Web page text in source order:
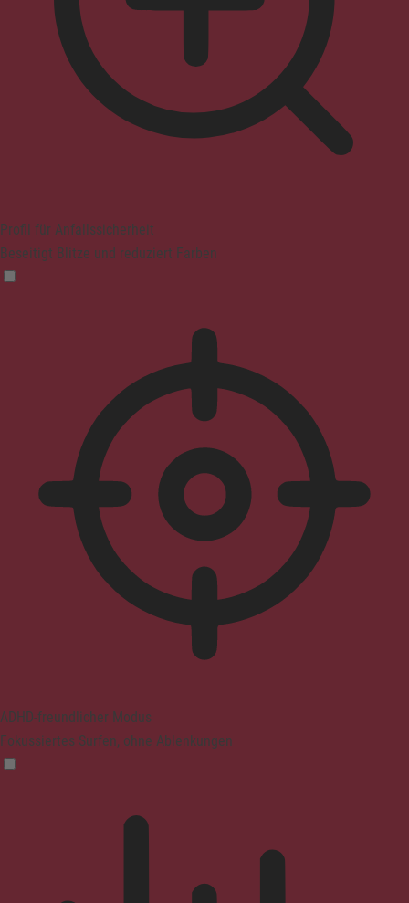
Profil für Anfallssicherheit
Beseitigt Blitze und reduziert Farben
ADHD-freundlicher Modus
Fokussiertes Surfen, ohne Ablenkungen